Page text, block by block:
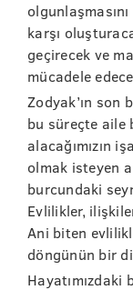
karşı
geçirecek ve
mücadele
Zodyak’ın son
bu süreçte aile
alacağımızın
olmak isteyen
burcundaki
Evlilikler,
Ani biten
döngünün bir
Hayatımızdaki